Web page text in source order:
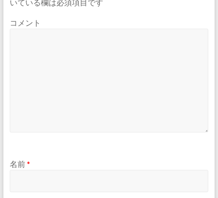
いている欄は必須項目です
コメント
名前*